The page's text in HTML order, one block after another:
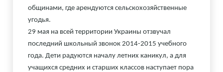
общинами, где арендуются сельскохозяйственные
угодья.
29 мая на всей территории Украины отзвучал
последний школьный звонок 2014-2015 учебного
года. Дети радуются началу летних каникул, а для
учащихся средних и старших классов наступает пора